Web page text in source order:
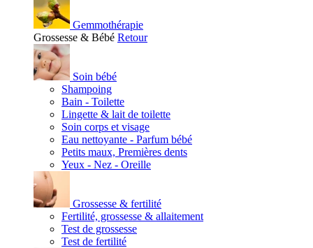
Gemmothérapie
Grossesse & Bébé Retour
Soin bébé
Shampoing
Bain - Toilette
Lingette & lait de toilette
Soin corps et visage
Eau nettoyante - Parfum bébé
Petits maux, Premières dents
Yeux - Nez - Oreille
Grossesse & fertilité
Fertilité, grossesse & allaitement
Test de grossesse
Test de fertilité